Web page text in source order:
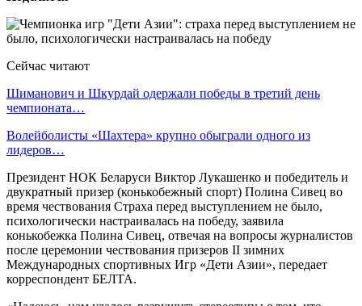
Сейчас читают
Шиманович и Шкурдай одержали победы в третий день
чемпионата…
Волейболисты «Шахтера» крупно обыграли одного из
лидеров…
Президент НОК Беларуси Виктор Лукашенко и победитель и
двукратный призер (конькобежный спорт) Полина Сивец во
время чествования Страха перед выступлением не было,
психологически настраивалась на победу, заявила
конькобежка Полина Сивец, отвечая на вопросы журналистов
после церемонии чествования призеров II зимних
Международных спортивных Игр «Дети Азии», передает
корреспондент БЕЛТА.